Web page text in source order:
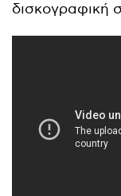
δισκογραφική